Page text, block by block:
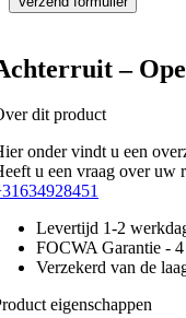
–
dit product
onder vindt u een
u een vraag over uw
Levertijd 1-2
FOCWA Garantie -
Verzekerd van de
eigenschappen